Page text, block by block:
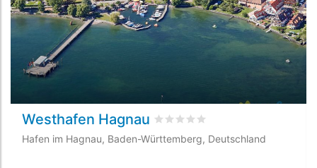
Westhafen Hagnau bewertet0
Hafen im Hagnau, Baden-Württemberg, Deutschland